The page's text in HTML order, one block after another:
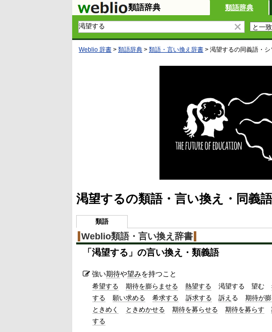
類語辞典 類語辞典
Weblio 辞書 > 類語辞典 > 類語・言い換え辞書 > 渇望するの同義語・シ
渇望するの類語・言い換え・同義語
類語
Weblio類語・言い換え辞書
「 渇望する 」の言い換え・類義語
強い期待や望みを持つこと
希望する 期待を膨らませる 熱望する 渇望する 望む
する
願い求める 希求する 訴求する 訴え る 期待が
ときめく
ときめかせる 期待を募らせる 期待を募らす
する